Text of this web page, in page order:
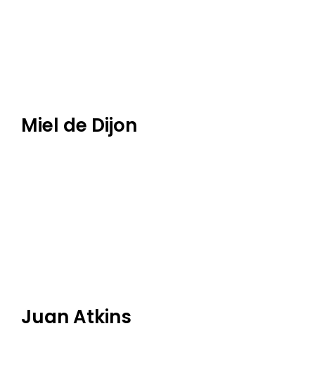
Miel de Dijon
Juan Atkins